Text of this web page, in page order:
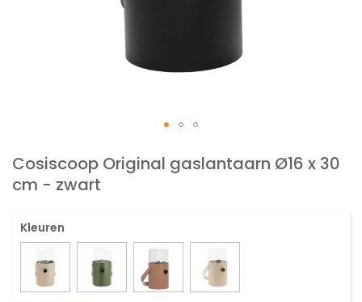
Cosiscoop Original gaslantaarn Ø16 x 30
cm - zwart
naar
begin
de
afbeeldingen-
gallerij
Kleuren